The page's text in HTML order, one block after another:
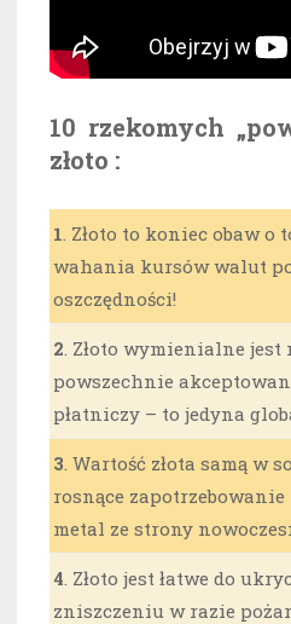
10 rzekomych
złoto :
1 . Złoto to koniec obaw
wahania kursów walut
oszczędności!
2 . Złoto wymienialne
powszechnie
płatniczy – to jedyna
3 . Wartość złota samą w
rosnące
metal ze strony
4 . Złoto jest łatwe do
zniszczeniu w razie